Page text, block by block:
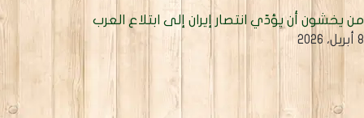
يخشون أن يؤدّي انتصار إيران إلى ابتلاع العرب
2026